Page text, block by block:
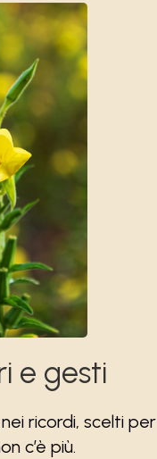
e gesti
ricordi, scelti per
c’è più.